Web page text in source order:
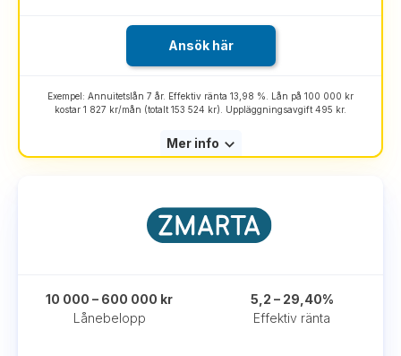
Ansök här
Exempel: Annuitetslån 7 år. Effektiv ränta 13,98 %. Lån på 100 000 kr
kostar 1 827 kr/mån (totalt 153 524 kr). Uppläggningsavgift 495 kr.
Mer info
Lånebelopp
10 000 – 600 000 kr
Effektiv ränta
5,2 – 29,40%